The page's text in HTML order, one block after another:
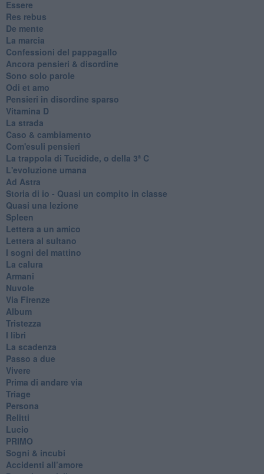
Essere
Res rebus
De mente
La marcia
Confessioni del pappagallo
Ancora pensieri & disordine
Sono solo parole
Odi et amo
Pensieri in disordine sparso
Vitamina D
La strada
Caso & cambiamento
Com'esuli pensieri
La trappola di Tucidide, o della 3ª C
L'evoluzione umana
Ad Astra
Storia di io - Quasi un compito in classe
Quasi una lezione
Spleen
Lettera a un amico
Lettera al sultano
I sogni del mattino
La calura
Armani
Nuvole
Via Firenze
Album
Tristezza
I libri
La scadenza
Passo a due
Vivere
Prima di andare via
Triage
Persona
Relitti
Lucio
PRIMO
Sogni & incubi
Accidenti all’amore